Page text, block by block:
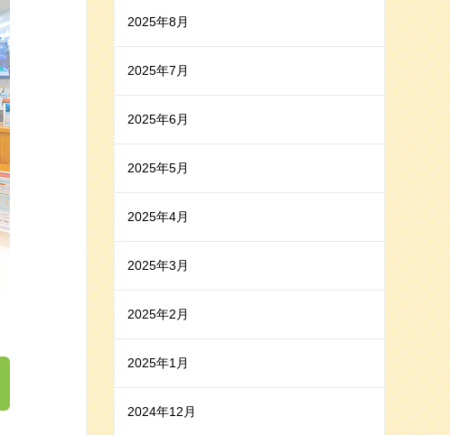
2025年8月
2025年7月
2025年6月
2025年5月
2025年4月
2025年3月
2025年2月
2025年1月
2024年12月